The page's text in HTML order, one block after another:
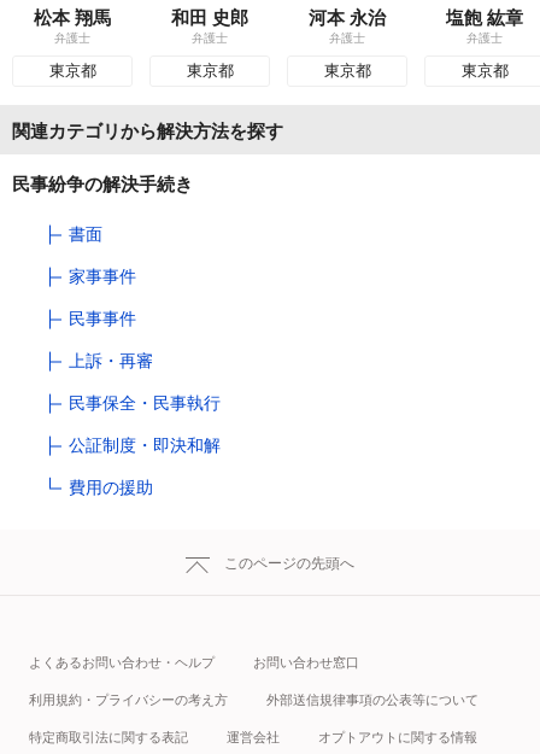
松本 翔馬
弁護士
東京都
和田 史郎
弁護士
東京都
河本 永治
弁護士
東京都
塩飽 紘章
弁護士
東京都
関連カテゴリから解決方法を探す
民事紛争の解決手続き
書面
家事事件
民事事件
上訴・再審
民事保全・民事執行
公証制度・即決和解
費用の援助
このページの先頭へ
よくあるお問い合わせ・ヘルプ お問い合わせ窓口
利用規約・プライバシーの考え方 外部送信規律事項の公表等について
特定商取引法に関する表記 運営会社 オプトアウトに関する情報